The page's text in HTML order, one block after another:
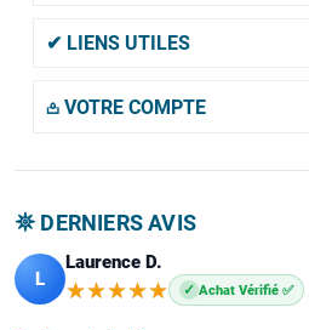
✔ LIENS UTILES
𖡌 VOTRE COMPTE
𖤓 DERNIERS AVIS
L
Laurence D.
★★★★★
★★★★★ ✓ Achat Vérifié ✅